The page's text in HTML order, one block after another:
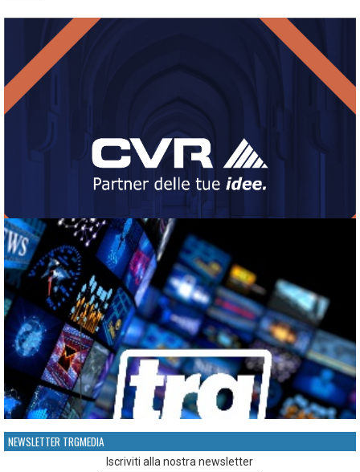
NEWSLETTER TRGMEDIA
Iscriviti alla nostra newsletter